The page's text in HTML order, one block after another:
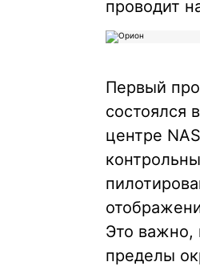
проводит
Первый
состоялся
центре
Это важно,
пределы